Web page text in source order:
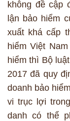
không đề cập
lận bảo hiểm
xuất khá cấp
hiểm Việt
hiểm thì Bộ
2017 đã quy
doanh bảo
vi trục lợi
danh có thể